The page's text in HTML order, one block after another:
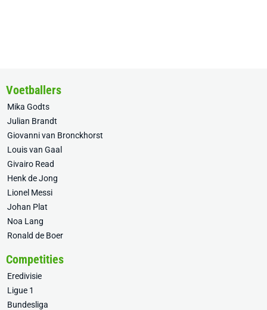
Voetballers
Mika Godts
Julian Brandt
Giovanni van Bronckhorst
Louis van Gaal
Givairo Read
Henk de Jong
Lionel Messi
Johan Plat
Noa Lang
Ronald de Boer
Competities
Eredivisie
Ligue 1
Bundesliga